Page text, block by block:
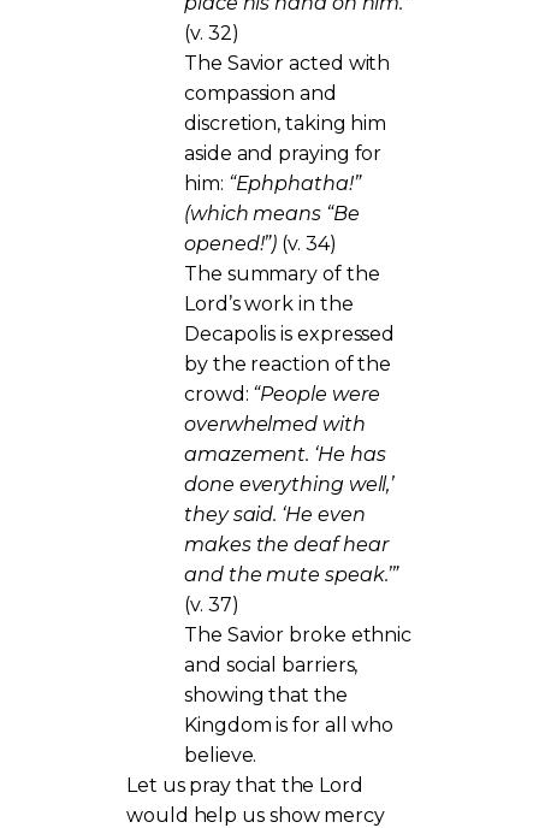
(v. 32)
The Savior acted with
compassion and
discretion, taking him
aside and praying for
him: “Ephphatha!”
(which means “Be
opened!”) (v. 34)
The summary of the
Lord’s work in the
Decapolis is expressed
by the reaction of the
crowd: “People were
overwhelmed with
amazement. ‘He has
done everything well,’
they said. ‘He even
makes the deaf hear
and the mute speak.’”
(v. 37)
The Savior broke ethnic
and social barriers,
showing that the
Kingdom is for all who
believe.
Let us pray that the Lord
would help us show mercy